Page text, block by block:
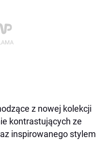
z nowej kolekcji
kontrastujących ze
inspirowanego stylem